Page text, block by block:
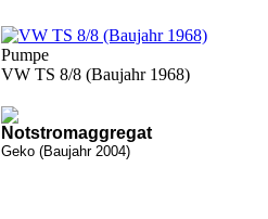
Pumpe
VW TS 8/8 (Baujahr 1968)
Notstromaggregat
Geko (Baujahr 2004)